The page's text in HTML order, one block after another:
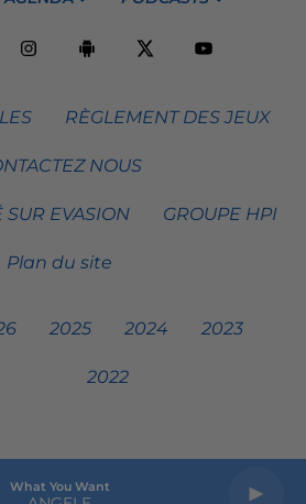
What You Want
RÈGLEMENT DES JEUX
NOUS
SUR EVASION GROUPE HPI
Plan du site
2025 2024 2023
2022